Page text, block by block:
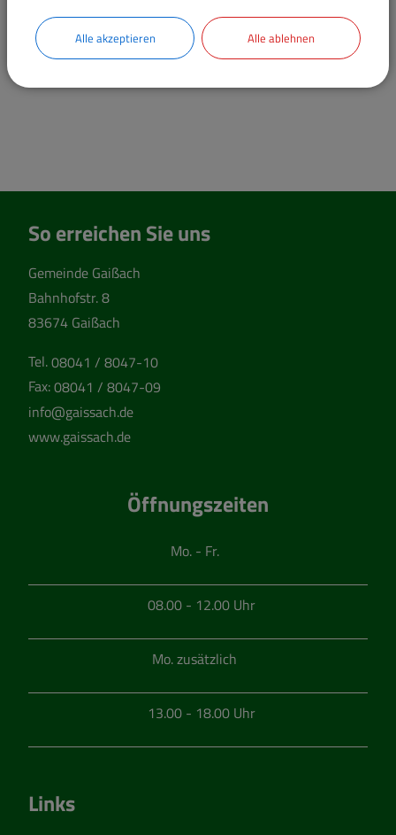
Meldeamt
Hauptamt
So erreichen Sie uns
Gemeinde Gaißach
Bahnhofstr. 8
83674 Gaißach
Tel.08041 / 8047-10
Fax:08041 / 8047-09
info@gaissach.de
www.gaissach.de
Öffnungszeiten
Mo. - Fr.
08.00 - 12.00 Uhr
Mo. zusätzlich
13.00 - 18.00 Uhr
Links
Alle akzeptieren Alle ablehnen